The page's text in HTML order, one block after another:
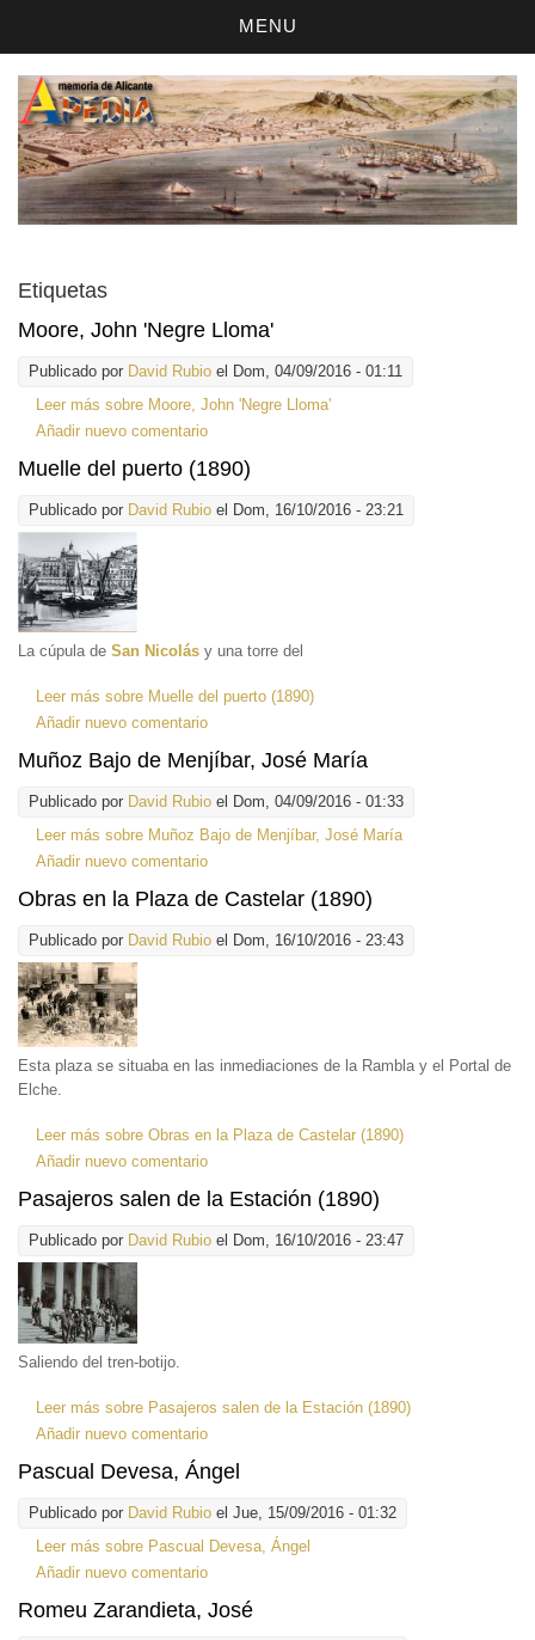
MENU
Etiquetas
Moore, John 'Negre Lloma'
Publicado por David Rubio el Dom, 04/09/2016 - 01:11
Leer más sobre Moore, John 'Negre Lloma'
Añadir nuevo comentario
Muelle del puerto (1890)
Publicado por David Rubio el Dom, 16/10/2016 - 23:21
La cúpula de San Nicolás y una torre del
Leer más sobre Muelle del puerto (1890)
Añadir nuevo comentario
Muñoz Bajo de Menjíbar, José María
Publicado por David Rubio el Dom, 04/09/2016 - 01:33
Leer más sobre Muñoz Bajo de Menjíbar, José María
Añadir nuevo comentario
Obras en la Plaza de Castelar (1890)
Publicado por David Rubio el Dom, 16/10/2016 - 23:43
Esta plaza se situaba en las inmediaciones de la Rambla y el Portal de
Elche.
Leer más sobre Obras en la Plaza de Castelar (1890)
Añadir nuevo comentario
Pasajeros salen de la Estación (1890)
Publicado por David Rubio el Dom, 16/10/2016 - 23:47
Saliendo del tren-botijo.
Leer más sobre Pasajeros salen de la Estación (1890)
Añadir nuevo comentario
Pascual Devesa, Ángel
Publicado por David Rubio el Jue, 15/09/2016 - 01:32
Leer más sobre Pascual Devesa, Ángel
Añadir nuevo comentario
Romeu Zarandieta, José